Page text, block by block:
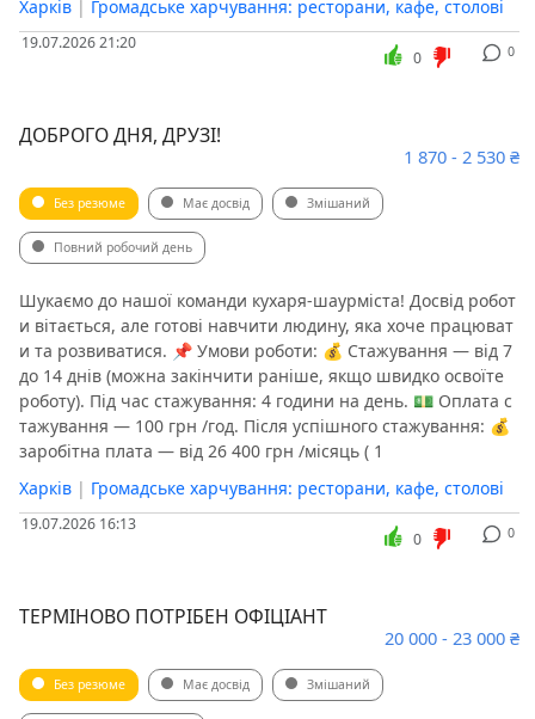
Харків | Громадське харчування: ресторани, кафе, столові
19.07.2026 21:20 0
0
ДОБРОГО ДНЯ, ДРУЗІ!
1 870 - 2 530 ₴
Без резюме Має досвід Змішаний
Повний робочий день
Шукаємо до нашої команди кухаря-шаурміста! Досвід робот
и вітається, але готові навчити людину, яка хоче працюват
и та розвиватися. 📌 Умови роботи: 💰 Стажування — від 7
до 14 днів (можна закінчити раніше, якщо швидко освоїте
роботу). Під час стажування: 4 години на день. 💵 Оплата с
тажування — 100 грн /год. Після успішного стажування: 💰
заробітна плата — від 26 400 грн /місяць ( 1
Харків | Громадське харчування: ресторани, кафе, столові
19.07.2026 16:13 0
0
️️️ТЕРМІНОВО ПОТРІБЕН ОФІЦІАНТ️️️
20 000 - 23 000 ₴
Без резюме Має досвід Змішаний